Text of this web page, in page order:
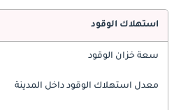
استهلاك الوقود
سعة خزان الوقود
معدل استهلاك الوقود داخل المدينة